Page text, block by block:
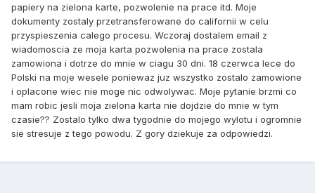
papiery na zielona karte, pozwolenie na prace itd. Moje
dokumenty zostaly przetransferowane do californii w celu
przyspieszenia calego procesu. Wczoraj dostalem email z
wiadomoscia ze moja karta pozwolenia na prace zostala
zamowiona i dotrze do mnie w ciagu 30 dni. 18 czerwca lece do
Polski na moje wesele poniewaz juz wszystko zostalo zamowione
i oplacone wiec nie moge nic odwolywac. Moje pytanie brzmi co
mam robic jesli moja zielona karta nie dojdzie do mnie w tym
czasie?? Zostalo tylko dwa tygodnie do mojego wylotu i ogromnie
sie stresuje z tego powodu. Z gory dziekuje za odpowiedzi.